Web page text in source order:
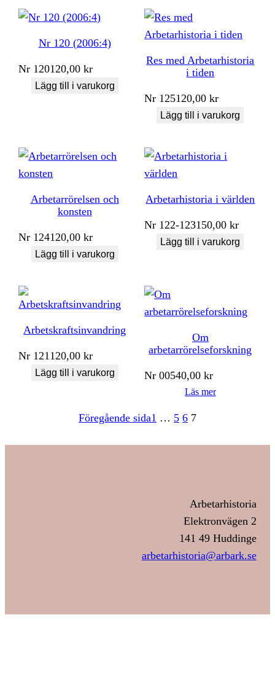
Nr 120 (2006:4)
Nr 120120,00kr
Lägg till i varukorg
Res med Arbetarhistoria
i tiden
Nr 125120,00kr
Lägg till i varukorg
Arbetarrörelsen och
konsten
Nr 124120,00kr
Lägg till i varukorg
Arbetarhistoria i världen
Nr 122-123150,00kr
Lägg till i varukorg
Arbetskraftsinvandring
Nr 121120,00kr
Lägg till i varukorg
Om
arbetarrörelseforskning
Nr 00540,00kr
Läs mer
Föregående sida1 … 5 6 7
Arbetarhistoria
Elektronvägen 2
141 49 Huddinge
arbetarhistoria@arbark.se